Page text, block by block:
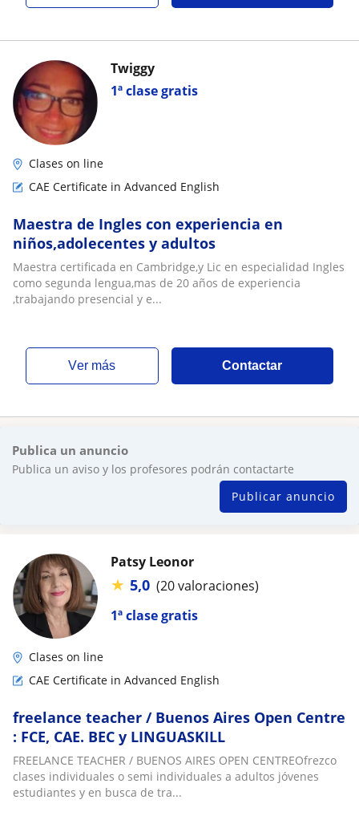
1ª clase gratis
Twiggy
Clases on line
CAE Certificate in Advanced English
Maestra de Ingles con experiencia en
niños,adolecentes y adultos
Maestra certificada en Cambridge,y Lic en especialidad Ingles
como segunda lengua,mas de 20 años de experiencia
,trabajando presencial y e...
ver más Contactar
Publica un anuncio
Publica un aviso y los profesores podrán contactarte
Publicar anuncio
1ª clase gratis
Patsy Leonor
★ 5,0 (20 valoraciones)
Clases on line
CAE Certificate in Advanced English
freelance teacher / Buenos Aires Open Centre
: FCE, CAE. BEC y LINGUASKILL
FREELANCE TEACHER / BUENOS AIRES OPEN CENTREOfrezco
clases individuales o semi individuales a adultos jóvenes
estudiantes y en busca de tra...